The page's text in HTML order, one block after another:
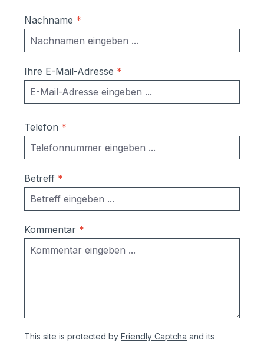
Nachname *
Ihre E-Mail-Adresse *
Telefon *
Betreff *
Kommentar *
This site is protected by Friendly Captcha and its